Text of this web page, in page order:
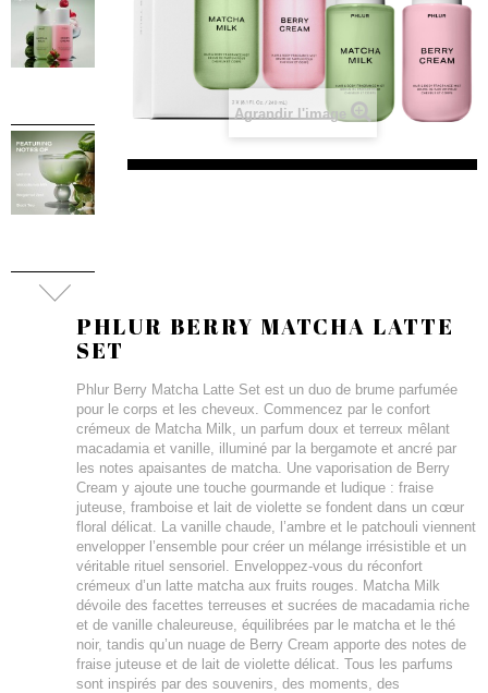
Agrandir l'image
PHLUR BERRY MATCHA LATTE
SET
Phlur Berry Matcha Latte Set est un duo de brume parfumée
pour le corps et les cheveux. Commencez par le confort
crémeux de Matcha Milk, un parfum doux et terreux mêlant
macadamia et vanille, illuminé par la bergamote et ancré par
les notes apaisantes de matcha. Une vaporisation de Berry
Cream y ajoute une touche gourmande et ludique : fraise
juteuse, framboise et lait de violette se fondent dans un cœur
floral délicat. La vanille chaude, l’ambre et le patchouli viennent
envelopper l’ensemble pour créer un mélange irrésistible et un
véritable rituel sensoriel. Enveloppez-vous du réconfort
crémeux d’un latte matcha aux fruits rouges. Matcha Milk
dévoile des facettes terreuses et sucrées de macadamia riche
et de vanille chaleureuse, équilibrées par le matcha et le thé
noir, tandis qu’un nuage de Berry Cream apporte des notes de
fraise juteuse et de lait de violette délicat. Tous les parfums
sont inspirés par des souvenirs, des moments, des